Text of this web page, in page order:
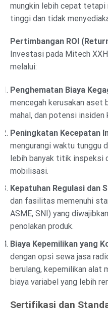
mungkin lebih cepat
tinggi dan tidak
Pertimbangan ROI
Investasi pada Mitech
melalui:
Penghematan Biaya
mencegah kerusakan aset
mahal, dan potensi insiden
Peningkatan Kecepatan
mengurangi waktu tunggu
lebih banyak titik inspeksi
mobilisasi.
Kepatuhan Regulasi dan
dan fasilitas memenuhi
ASME, SNI) yang
penolakan produk.
Biaya Kepemilikan yang
dengan opsi sewa jasa
berulang, kepemilikan alat
biaya variabel yang lebih
Sertifikasi dan